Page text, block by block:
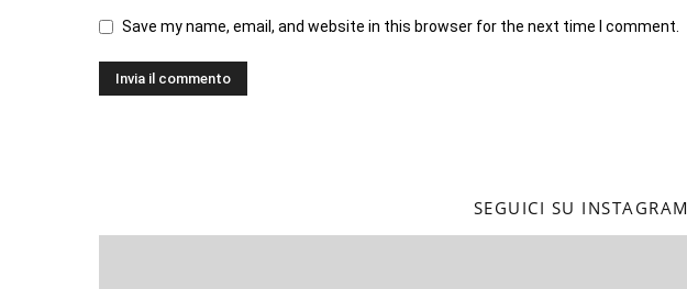
Save my name, email, and website in this browser for the next time I comment.
SEGUICI SU INSTAGRAM